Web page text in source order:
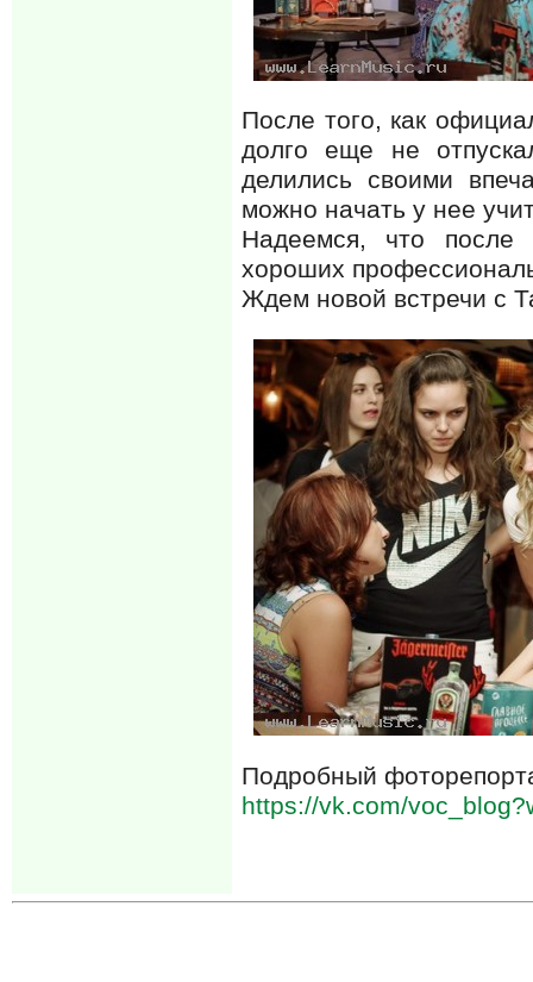
После того, как
долго еще не
делились своими
можно начать у нее
Надеемся, что после
хороших
Ждем новой встречи с
Подробный
https://vk.com/